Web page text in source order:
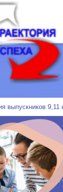
выпускников 9,11